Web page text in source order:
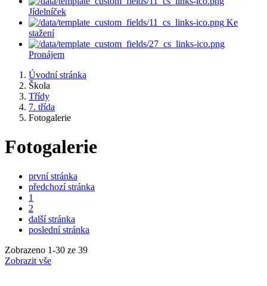
Jídelníček
Ke
stažení
Pronájem
Úvodní stránka
Škola
Třídy
7. třída
Fotogalerie
Fotogalerie
první stránka
předchozí stránka
1
2
další stránka
poslední stránka
Zobrazeno 1-30 ze 39
Zobrazit vše